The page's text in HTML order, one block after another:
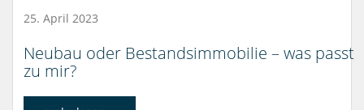
25. April 2023
Neubau oder Bestandsimmobilie – was passt
zu mir?